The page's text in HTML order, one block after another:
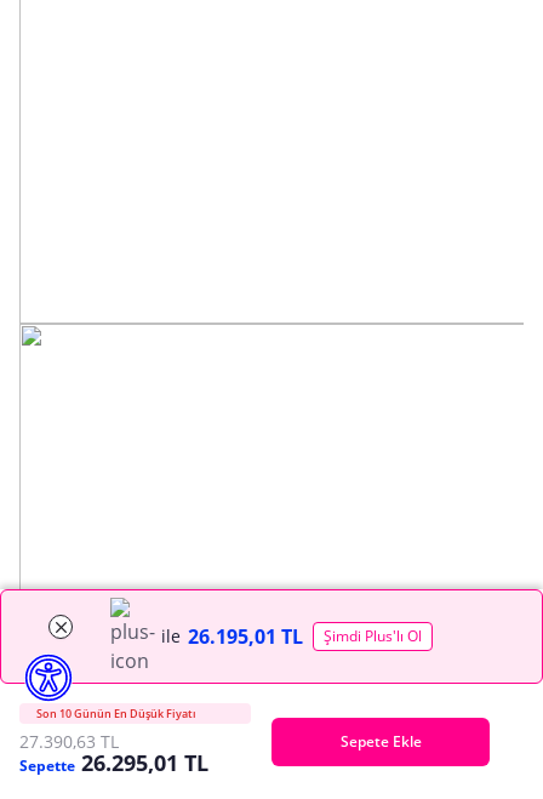
ile 26.195,01 TL Şimdi Plus'lı Ol
Son 10 Günün En Düşük Fiyatı
27.390,63 TL
Sepette 26.295,01 TL
Sepete Ekle